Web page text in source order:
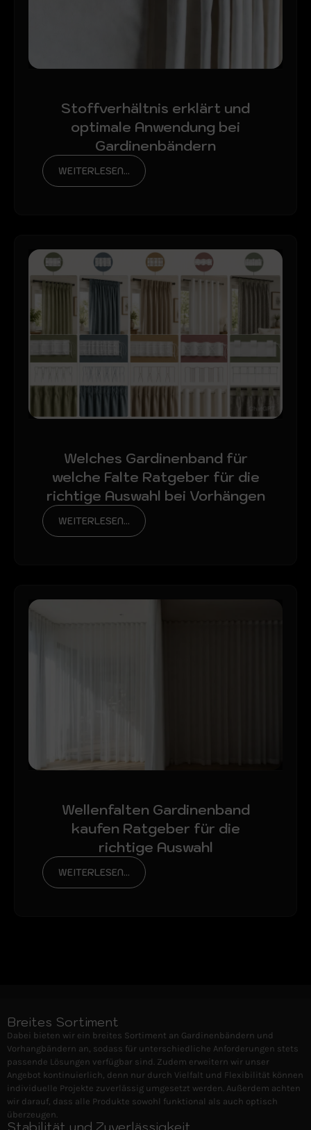
Stoffverhältnis erklärt und
optimale Anwendung bei
Gardinenbändern
WEITERLESEN...
Welches Gardinenband für
welche Falte Ratgeber für die
richtige Auswahl bei Vorhängen
WEITERLESEN...
Wellenfalten Gardinenband
kaufen Ratgeber für die
richtige Auswahl
WEITERLESEN...
Breites Sortiment
Dabei bieten wir ein breites Sortiment an Gardinenbändern und
Vorhangbändern an, sodass für unterschiedliche Anforderungen stets
passende Lösungen verfügbar sind. Zudem erweitern wir unser
Angebot kontinuierlich, denn nur durch Vielfalt und Flexibilität können
individuelle Projekte zuverlässig umgesetzt werden. Außerdem achten
wir darauf, dass alle Produkte sowohl funktional als auch optisch
überzeugen.